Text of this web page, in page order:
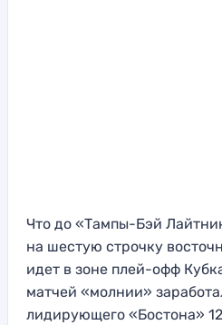
Что до «Тампы-Бэй
на шестую строчку
идет в зоне плей-офф
матчей «молнии»
лидирующего «Бостона»